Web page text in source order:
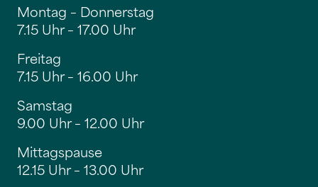
Montag – Donnerstag
7.15 Uhr – 17.00 Uhr
Freitag
7.15 Uhr – 16.00 Uhr
Samstag
9.00 Uhr – 12.00 Uhr
Mittagspause
12.15 Uhr – 13.00 Uhr